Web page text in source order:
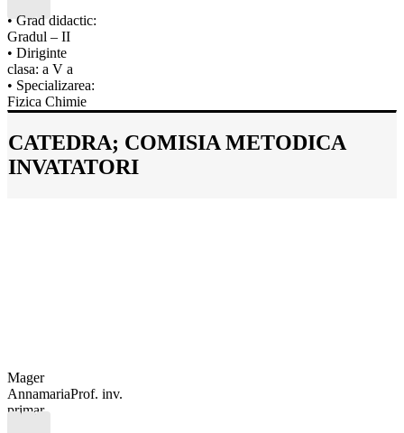
• Grad didactic:
Gradul – II
• Diriginte
clasa: a V a
• Specializarea:
Fizica Chimie
CATEDRA; COMISIA METODICA
INVATATORI
Mager
AnnamariaProf. inv.
primar